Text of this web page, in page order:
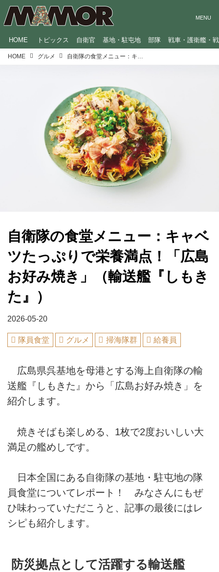
HOME トピックス 自衛官 基地・駐屯地 部隊 戦車・護衛艦・
HOME グルメ
自衛隊の食堂メニュー：キャベ
ツたっぷりで栄養満点！「広島
お好み焼き」（輸送艦『しもき
た』）
2026-05-20
隊員食堂 グルメ 掃海隊群 給養員
広島県呉基地を母港とする海上自衛隊の輸
送艦『しもきた』から「広島お好み焼き」を
紹介します。
焼きそばも楽しめる、1枚で2度おいしい大
満足の艦めしです。
日本全国にある自衛隊の基地・駐屯地の隊
員食堂についてレポート！ みなさんにもぜ
ひ味わっていただこうと、記事の最後にはレ
シピも紹介します。
防災拠点として活躍する輸送艦